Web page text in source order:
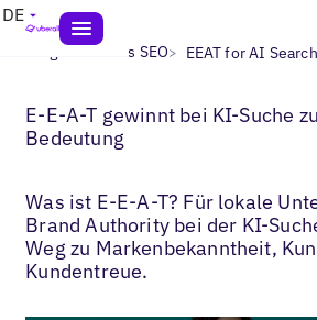
DE
Blogs> Lokales SEO> EEAT for AI Search
E-E-A-T gewinnt bei KI-Suche
Bedeutung
Was ist E-E-A-T? Für lokale
Brand Authority bei der KI-
Weg zu Markenbekanntheit,
Kundentreue.